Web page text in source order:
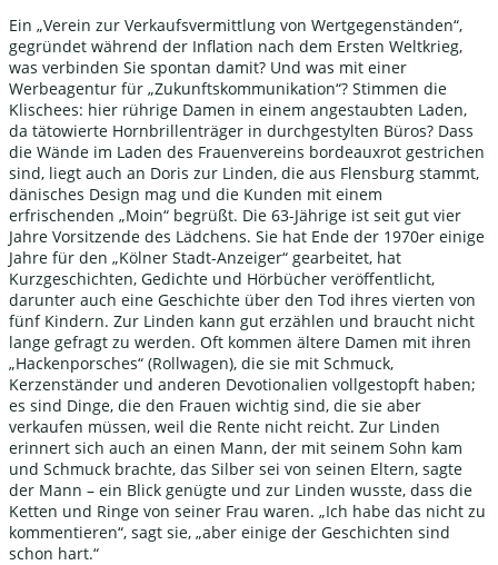
Ein „Verein zur Verkaufsvermittlung von Wertgegenständen“,
gegründet während der Inflation nach dem Ersten Weltkrieg,
was verbinden Sie spontan damit? Und was mit einer
Werbeagentur für „Zukunftskommunikation“? Stimmen die
Klischees: hier rührige Damen in einem angestaubten Laden,
da tätowierte Hornbrillenträger in durchgestylten Büros? Dass
die Wände im Laden des Frauenvereins bordeauxrot gestrichen
sind, liegt auch an Doris zur Linden, die aus Flensburg stammt,
dänisches Design mag und die Kunden mit einem
erfrischenden „Moin“ begrüßt. Die 63-Jährige ist seit gut vier
Jahre Vorsitzende des Lädchens. Sie hat Ende der 1970er einige
Jahre für den „Kölner Stadt-Anzeiger“ gearbeitet, hat
Kurzgeschichten, Gedichte und Hörbücher veröffentlicht,
darunter auch eine Geschichte über den Tod ihres vierten von
fünf Kindern. Zur Linden kann gut erzählen und braucht nicht
lange gefragt zu werden. Oft kommen ältere Damen mit ihren
„Hackenporsches“ (Rollwagen), die sie mit Schmuck,
Kerzenständer und anderen Devotionalien vollgestopft haben;
es sind Dinge, die den Frauen wichtig sind, die sie aber
verkaufen müssen, weil die Rente nicht reicht. Zur Linden
erinnert sich auch an einen Mann, der mit seinem Sohn kam
und Schmuck brachte, das Silber sei von seinen Eltern, sagte
der Mann – ein Blick genügte und zur Linden wusste, dass die
Ketten und Ringe von seiner Frau waren. „Ich habe das nicht zu
kommentieren“, sagt sie, „aber einige der Geschichten sind
schon hart.“